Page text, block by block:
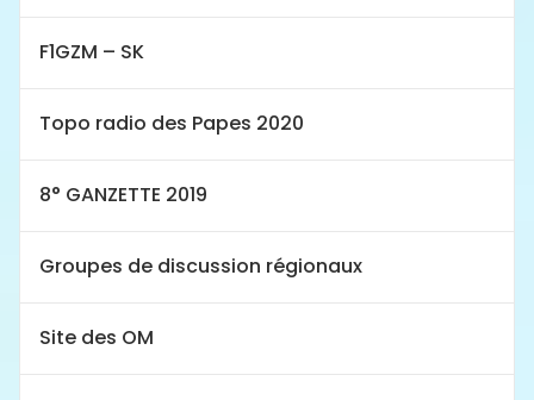
F1GZM – SK
Topo radio des Papes 2020
8° GANZETTE 2019
Groupes de discussion régionaux
Site des OM